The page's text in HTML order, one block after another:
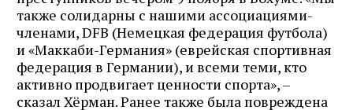
также солидарны с нашими ассоциациями-
членами, DFB (Немецкая федерация футбола)
и «Маккаби-Германия» (еврейская спортивная
федерация в Германии), и всеми теми, кто
активно продвигает ценности спорта», –
сказал Хёрман. Ранее также была повреждена